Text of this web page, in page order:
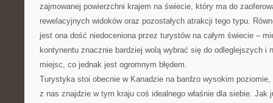
zajmowanej powierzchni krajem na świecie, który ma do
rewelacyjnych widoków oraz pozostałych atrakcji tego typu.
jest ona dość niedoceniona przez turystów na całym świecie –
kontynentu znacznie bardziej wolą wybrać się do odleglejszych i
miejsc, co jednak jest ogromnym błędem.
Turystyka stoi obecnie w Kanadzie na bardzo wysokim
z nas znajdzie w tym kraju coś idealnego właśnie dla siebie. Jak